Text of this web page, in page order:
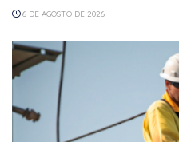
6 DE AGOSTO DE 2026